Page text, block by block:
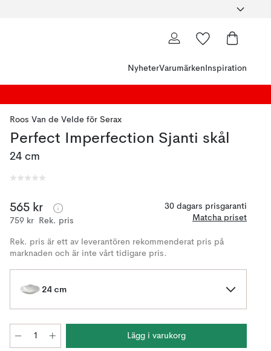
NyheterVarumärken Inspiration
Roos Van de Velde för Serax
Perfect Imperfection Sjanti skål
24 cm
565 kr
759 kr Rek. pris
30 dagars prisgaranti
Matcha priset
Rek. pris är ett av leverantören rekommenderat pris på
marknaden och är inte vårt tidigare pris.
24 cm
Lägg i varukorg